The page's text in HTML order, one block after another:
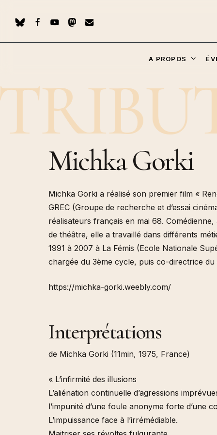
BLUESKYFACEBOOKYOUTUBEMASTODON
EMAIL
A PROPOS
Les
poche,
Les
l’art
Pachakuti (2024)
Michka Gorki
Michka Gorki a réalisé son premier film «
GREC (Groupe de recherche et d’essai
réalisateurs français en mai 68.
de théâtre, elle a travaillé dans différents
1991 à 2007 à La Fémis (Ecole Nationale
chargée du 3ème cycle, puis co-directrice du
https://michka-gorki.weebly.com/
Interprétations
de Michka Gorki (11min, 1975, France)
« L’infirmité des illusions
L’aliénation continuelle d’agressions
l’impunité d’une foule anonyme forte d’une
L’impuissance face à l’irrémédiable.